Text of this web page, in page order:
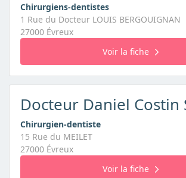
Chirurgiens-dentistes
1 Rue du Docteur LOUIS BERGOUIGNAN
27000 Évreux
Voir la fiche
Docteur Daniel Costin
Chirurgien-dentiste
15 Rue du MEILET
27000 Évreux
Voir la fiche